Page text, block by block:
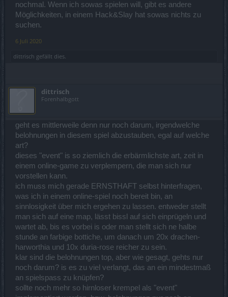
nochmal. Wenn ich sowas spielen will, gibt es andere
Möglichkeiten, in einem Hack&Slay hat sowas nichts zu
suchen.
6 Juli 2020
dittrisch gefällt dies.
dittrisch
Forenhalbgott
geht es mittlerweile denn nur noch darum, irgendwelche
belohnungen in diesem spiel abzustauben, egal auf welche
art?
dieses "event" is so ziemlich die erbärmlichste art, zeit in
einem online-game zu verplempern, die man sich nur
vorstellen kann.
ich muss mich gerade ERNSTHAFT selbst hinterfragen,
was ich in einem online-spiel noch bereit bin, an
sinnlosigkeit über mich ergehen zu lassen. entweder stellt
man sich auf eine map, lässt bissl auf sich einprügeln und
wartet ab, bis es vorbei is oder man stellt sich ne halbe
stunde an farbige bottiche, um danach um 20x drachen-
harworthia und 10x duria-rose reicher zu sein.
klar sind die belohnungen top, aber wie gesagt, gehts nur
noch darum? is es zu viel verlangt, das an ein mindestmaß
an spielspass zu knüpfen?
sollte noch mehr so hirnloser krempel als "event"